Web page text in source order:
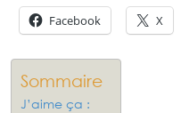
Facebook X
Sommaire
J’aime ça :